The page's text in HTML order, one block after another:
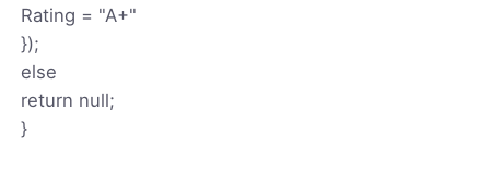
Rating = "A+"
});
else
return null;
}